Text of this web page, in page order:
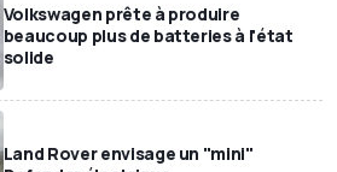
Volkswagen prête à produire
beaucoup plus de batteries à l'état
solide
Land Rover envisage un "mini"